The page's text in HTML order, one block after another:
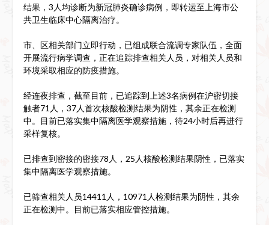
结果，3人均诊断为新冠肺炎确诊病例，即转运至上海市公
共卫生临床中心隔离治疗。
市、区相关部门立即行动，已组成联合流调专家队伍，全面
开展流行病学调查，正在追踪排查相关人员，对相关人员和
环境采取相应的防疫措施。
经连夜排查，截至目前，已追踪到上述3名病例在沪密切接
触者71人，37人首次核酸检测结果为阴性，其余正在检测
中。目前已落实集中隔离医学观察措施，待24小时后再进行
采样复核。
已排查到密接的密接78人，25人核酸检测结果阴性，已落实
集中隔离医学观察措施。
已筛查相关人员14411人，10971人检测结果为阴性，其余
正在检测中。目前已落实相应管控措施。